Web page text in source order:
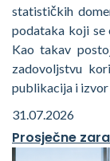
statističkih
podataka koji se
Kao takav
zadovoljstvu
publikacija i izvor
31.07.2026
Prosječne